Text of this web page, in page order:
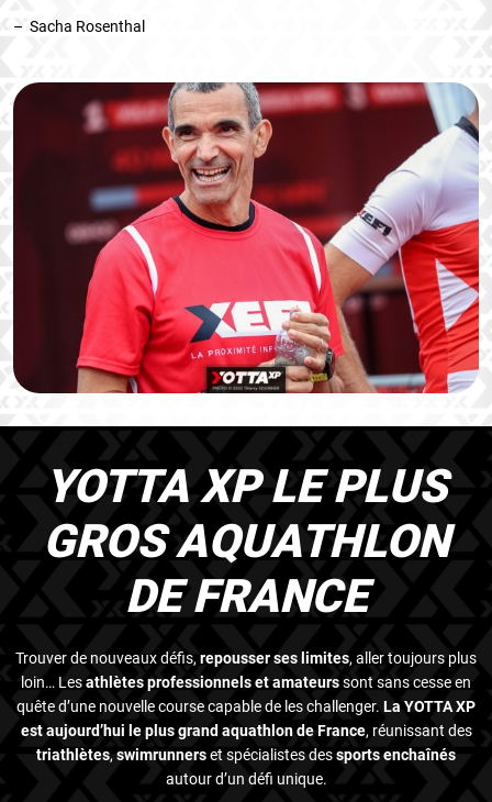
– Sacha Rosenthal
YOTTA XP LE PLUS
GROS AQUATHLON
DE FRANCE
Trouver de nouveaux défis, repousser ses limites, aller toujours plus
loin… Lesathlètes professionnels et amateurssont sans cesse en
quête d’une nouvelle course capable de les challenger. La YOTTA XP
est aujourd’hui le plus grand aquathlon de France, réunissant des
triathlètes,swimrunnerset spécialistes dessports enchaînés
autour d’un défi unique.